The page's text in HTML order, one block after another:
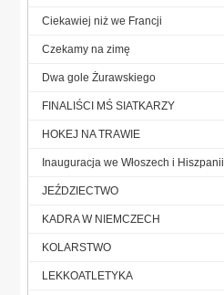
Ciekawiej niż we Francji
Czekamy na zimę
Dwa gole Żurawskiego
FINALIŚCI MŚ SIATKARZY
HOKEJ NA TRAWIE
Inauguracja we Włoszech i Hiszpanii
JEŹDZIECTWO
KADRA W NIEMCZECH
KOLARSTWO
LEKKOATLETYKA